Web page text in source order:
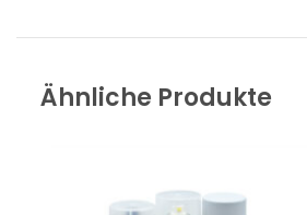
Ähnliche Produkte